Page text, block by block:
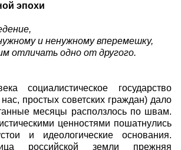
эпохи
и ненужному вперемешку,
отличать одно от другого.
социалистическое государство
простых советских граждан) дало
месяцы расползлось по швам.
ценностями пошатнулись
и идеологические основания.
российской земли прежняя